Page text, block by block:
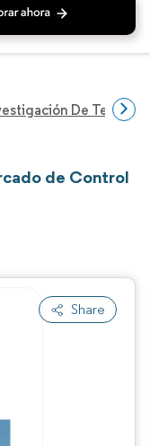
De
de Control
Share